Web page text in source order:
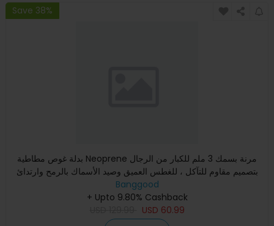
Save 38%
بدلة غوص مطاطية Neoprene مرنة بسمك 3 ملم للكبار من الرجال
بتصميم مقاوم للتآكل ، للغطس العميق وصيد الأسماك بالرمح وارتدائ
Banggood
+ Upto 9.80% Cashback
USD 60.99